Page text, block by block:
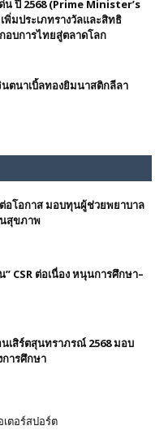
น ปี 2568 (Prime Minister’s
มประเภทรางวัลและสิทธิ
อบการไทยสู่ตลาดโลก
ตนาเบิ้ลทองยิมนาสติกลีลา
อโอกาส มอบทุนผู้ช่วยพยาบาล
สุขภาพ
CSR ต่อเนื่อง หนุนการศึกษา–
เสิร์ตสุนทราภรณ์ 2568 มอบ
ารศึกษา
เตอร์สปอร์ต